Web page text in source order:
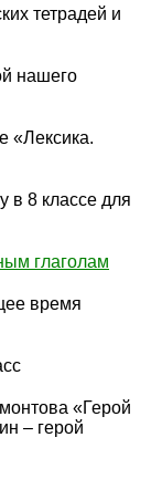
тетрадей и
нашего
«Лексика.
в 8 классе для
глаголам
время
«Герой
– герой